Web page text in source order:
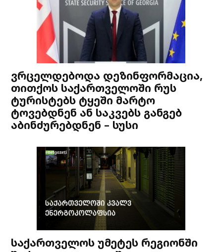
ვრცელდებოდა დეზინფორმაცია,
თითქოს საქართველოში რუს
ტურისტებს ტყეში მარტო
ტოვებდნენ ან საკვებს განგებ
აბინძურებდნენ – სუსი
საქართველოს უმეტეს რეგიონში